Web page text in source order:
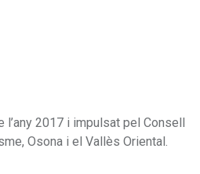
l’any 2017 i impulsat pel Consell
Osona i el Vallès Oriental.